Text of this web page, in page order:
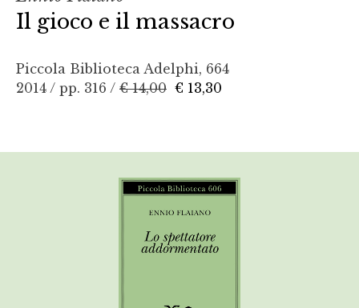
Il gioco e il massacro
Piccola Biblioteca Adelphi, 664
2014 / pp. 316 / € 14,00 € 13,30